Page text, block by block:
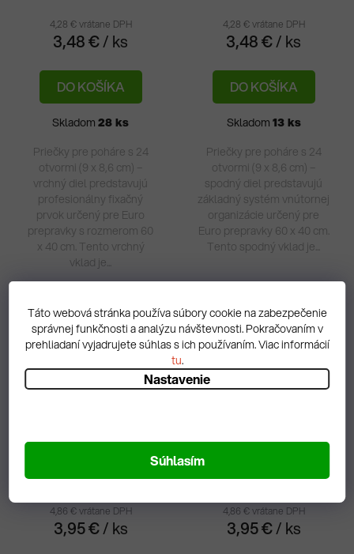
Táto webová stránka používa súbory cookie na zabezpečenie
správnej funkčnosti a analýzu návštevnosti. Pokračovaním v
prehliadaní vyjadrujete súhlas s ich používaním. Viac informácií
tu.
Nastavenie
Súhlasím
4,28 € vrátane DPH
3,48 €/ ks
DO KOŠÍKA
Skladom 28 ks
Priečky pre poháre s 24
otvormi (9 x 8,6 cm) –
vrchný diel predstavujú
profesionálny fixačný
prvok určený pre Euro
prepravky s rozmerom 60
x 40 cm. Tento vrchný
vklad je...
4,28 € vrátane DPH
3,48 €/ ks
DO KOŠÍKA
Skladom 13 ks
Priečky pre poháre s 24
otvormi (9 x 8,6 cm) –
spodný diel predstavujú
základný systém vnútornej
organizácie určený pre
Euro prepravky 60 x 40 cm.
Tento spodný vklad je...
4,86 € vrátane DPH
3,95 €/ ks
4,86 € vrátane DPH
3,95 €/ ks